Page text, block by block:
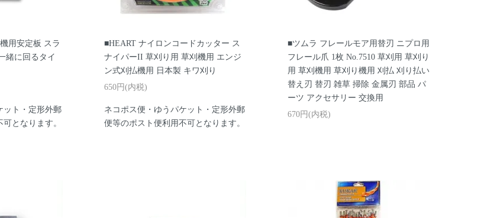
用安定板 スラ
緒に回るタイ
ット・定形外郵
となります。
■HEART ナイロンコードカッター ス
ナイパーII 草刈り用 草刈機用 エンジ
ン式刈払機用 日本製 キワ刈り
650円(内税)
ネコポス便・ゆうパケット・定形外郵
便等のポスト便利用不可となります。
■ツムラ フレールモア用替刃 ニプロ用
フレール爪 1枚 No.7510 草刈用 草刈り
用 草刈機用 草刈り機用 刈払 刈り払い
替え刃 替刃 雑草 掃除 金属刃 部品 パ
ーツ アクセサリー 交換用
670円(内税)